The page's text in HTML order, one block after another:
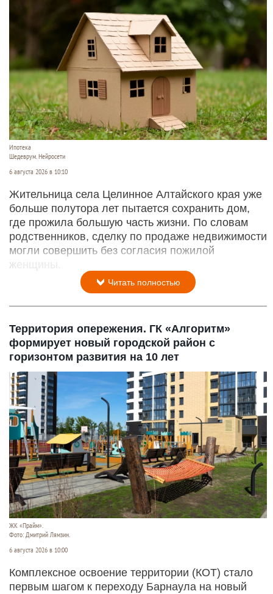
Ипотека
Шедеврум. Нейросети
6 августа 2026 в 10:10
Жительница села Целинное Алтайского края уже
больше полутора лет пытается сохранить дом,
где прожила большую часть жизни. По словам
родственников, сделку по продаже недвижимости
могли совершить без согласия пожилой
женщины.
Читать полностью
Территория опережения. ГК «Алгоритм»
формирует новый городской район с
горизонтом развития на 10 лет
ЖК «Прайм».
Фото: Дмитрий Лямзин.
6 августа 2026 в 10:00
Комплексное освоение территории (КОТ) стало
первым шагом к переходу Барнаула на новый